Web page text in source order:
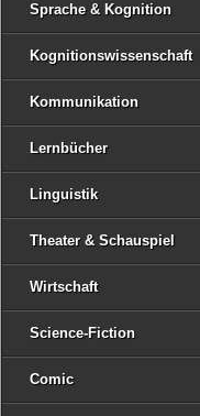
Sprache & Kognition
Kognitionswissenschaft
Kommunikation
Lernbücher
Linguistik
Theater & Schauspiel
Wirtschaft
Science-Fiction
Comic